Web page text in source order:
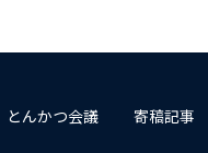
とんかつ会議 寄稿記事